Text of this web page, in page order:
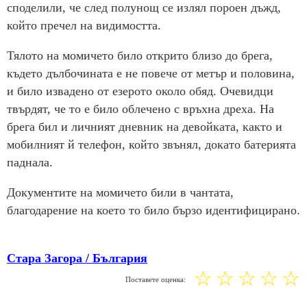
споделили, че след полунощ се излял пороен дъжд,
който пречел на видимостта.
Тялото на момичето било открито близо до брега,
където дълбочината е не повече от метър и половина,
и било извадено от езерото около обяд. Очевидци
твърдят, че то е било облечено с връхна дреха. На
брега бил и личният дневник на девойката, както и
мобилният й телефон, който звънял, докато батерията
паднала.
Документите на момичето били в чантата,
благодарение на което то било бързо идентифицирано.
Стара Загора / България
Поставете оценка: ☆
☆
☆
☆
☆